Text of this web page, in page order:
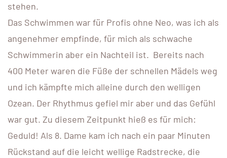
stehen.
Das Schwimmen war für Profis ohne Neo, was ich als
angenehmer empfinde, für mich als schwache
Schwimmerin aber ein Nachteil ist. Bereits nach
400 Meter waren die Füße der schnellen Mädels weg
und ich kämpfte mich alleine durch den welligen
Ozean. Der Rhythmus gefiel mir aber und das Gefühl
war gut. Zu diesem Zeitpunkt hieß es für mich:
Geduld! Als 8. Dame kam ich nach ein paar Minuten
Rückstand auf die leicht wellige Radstrecke, die